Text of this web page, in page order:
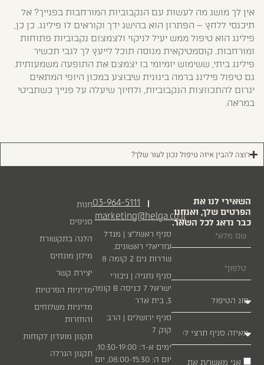
אין לך מושג מה לעשות עם הנקבוביות המורחבות בפנייך? אל
תיכנסי ללחץ – הפתרון הוא בהישג ידך וקוראים לו פילינג. כן כן,
פילינג הוא טיפול ממש יעיל לניקוי ולצמצום נקבוביות פתוחות
ומורחבות. קוסמטיקאית מנוסה תוכל לייעץ לך לגבי תכשיר
פילינג ביתי, ששימוש יומיומי בו יצמצם את התופעה משמעותית.
גם טיפול פילינג ברמה בינונית שיבוצע במכון היופי המתאים
יגרום להתכווצות הנקבוביות, ולחיוך שיעלה על פנייך כשתביטי
במראה.
רוצה להבין איזה טיפול נכון לעור שלך?
03-964-5111 |
marketing@helga.co.il
סניף ראשל״צ | מגדל
עזריאלי ראשונים,
שדרות נים 2 קומה 8
סניף נתניה | גיבורי
ישראל 7 כניסה B קומה
3, בית אדר
סניף ירושלים | הרב
קוק 7
ימים א-ד: 10:30-19:00,
יום ה: 08:00-15:30, יום
חנות
סניפים
הלגה בתקשורת
מילון מונחים
יצירת קשר
מדיניות הפרטיות
מדיניות משלוחים
והחזרות
תקנון מועדון לקוחות
תקנון הגרלה
השאירי לנו את
הפרטים שלך, ואנחנו
כבר נדאג לכל השאר.
אני מאשר/ת את